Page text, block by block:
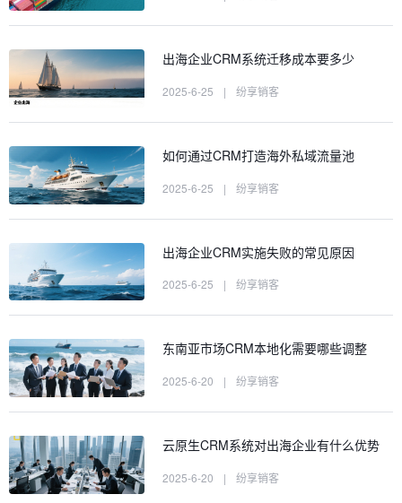
出海企业CRM系统迁移成本要多少
2025-6-25 | 纷享销客
如何通过CRM打造海外私域流量池
2025-6-25 | 纷享销客
出海企业CRM实施失败的常见原因
2025-6-25 | 纷享销客
东南亚市场CRM本地化需要哪些调整
2025-6-20 | 纷享销客
云原生CRM系统对出海企业有什么优势
2025-6-20 | 纷享销客